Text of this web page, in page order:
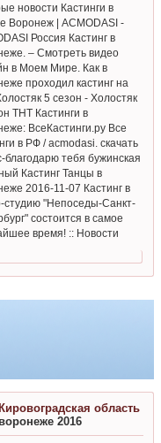
новости Кастинги в
Воронеж | ACMODASI -
Россия Кастинг в
– Смотреть видео
в Моем Мире. Как в
проходил кастинг на
5 сезон - Холостяк
ТНТ Кастинги в
ВсеКастинги.ру Все
в РФ / acmodasi. скачать
благодарю тебя бужинская
Кастинг Танцы в
2016-11-07 Кастинг в
студию "Непоседы-Санкт-
состоится в самое
время! :: Новости
область
2016